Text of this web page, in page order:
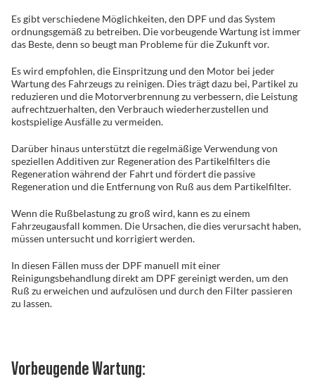
Es gibt verschiedene Möglichkeiten, den DPF und das System
ordnungsgemäß zu betreiben. Die vorbeugende Wartung ist immer
das Beste, denn so beugt man Probleme für die Zukunft vor.
Es wird empfohlen, die Einspritzung und den Motor bei jeder
Wartung des Fahrzeugs zu reinigen. Dies trägt dazu bei, Partikel zu
reduzieren und die Motorverbrennung zu verbessern, die Leistung
aufrechtzuerhalten, den Verbrauch wiederherzustellen und
kostspielige Ausfälle zu vermeiden.
Darüber hinaus unterstützt die regelmäßige Verwendung von
speziellen Additiven zur Regeneration des Partikelfilters die
Regeneration während der Fahrt und fördert die passive
Regeneration und die Entfernung von Ruß aus dem Partikelfilter.
Wenn die Rußbelastung zu groß wird, kann es zu einem
Fahrzeugausfall kommen. Die Ursachen, die dies verursacht haben,
müssen untersucht und korrigiert werden.
In diesen Fällen muss der DPF manuell mit einer
Reinigungsbehandlung direkt am DPF gereinigt werden, um den
Ruß zu erweichen und aufzulösen und durch den Filter passieren
zu lassen.
Vorbeugende Wartung: